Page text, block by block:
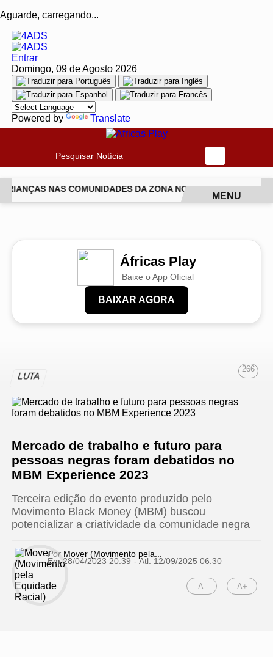
Aguarde, carregando...
Entrar
Domingo, 09 de Agosto 2026
Powered by Translate
Pesquisar Notícia
NAS COMUNIDADES DA ZONA NORTE DO RIO
MENU
Áfricas Play
Baixe o App Oficial
BAIXAR AGORA
LUTA
266
Mercado de trabalho e futuro para
pessoas negras foram debatidos no
MBM Experience 2023
Terceira edição do evento produzido pelo
Movimento Black Money (MBM) buscou
potencializar a criatividade da comunidade negra
Por Mover (Movimento pela...
Em 28/04/2023 20:39 - Atl. 12/09/2025 06:30
A- A+